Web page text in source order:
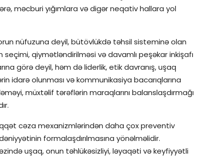
məcburi yığımlara və digər neqativ hallara yol
nüfuzuna deyil, bütövlükdə təhsil sisteminə olan
qiymətləndirilməsi və davamlı peşəkar inkişafı
görə deyil, həm də liderlik, etik davranış, uşaq
idarə olunması və kommunikasiya bacarıqlarına
müxtəlif tərəflərin maraqlarını balanslaşdırmağı
cəza mexanizmlərindən daha çox preventiv
formalaşdırılmasına yönəlməlidir.
uşaq, onun təhlükəsizliyi, ləyaqəti və keyfiyyətli